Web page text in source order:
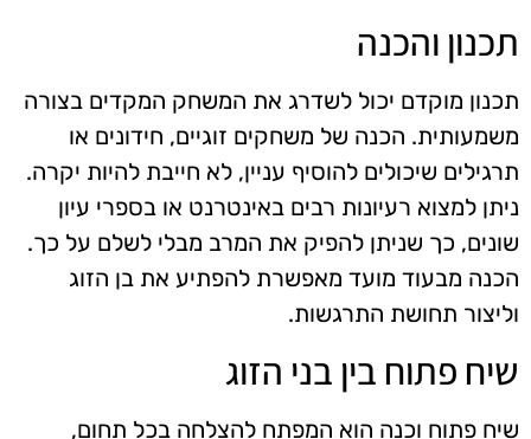
תכנון והכנה
תכנון מוקדם יכול לשדרג את המשחק המקדים בצורה
משמעותית. הכנה של משחקים זוגיים, חידונים או
תרגילים שיכולים להוסיף עניין, לא חייבת להיות יקרה.
ניתן למצוא רעיונות רבים באינטרנט או בספרי עיון
שונים, כך שניתן להפיק את המרב מבלי לשלם על כך.
הכנה מבעוד מועד מאפשרת להפתיע את בן הזוג
וליצור תחושת התרגשות.
שיח פתוח בין בני הזוג
שיח פתוח וכנה הוא המפתח להצלחה בכל תחום,